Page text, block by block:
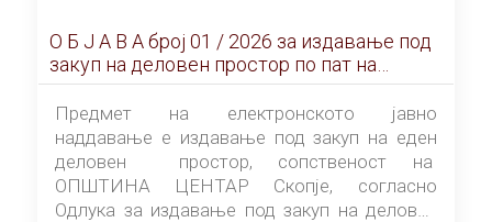
О Б Ј А В А брoj 01 / 2026 за издавање под
закуп на деловен простор по пат на
ЕЛЕКТРОНСКО ЈАВНО НАДДАВАЊЕ
Предмет на електронското јавно
наддавање е издавање под закуп на еден
деловен простор, сопственост на
ОПШТИНА ЦЕНТАР Скопје, согласно
Одлука за издавање под закуп на деловен